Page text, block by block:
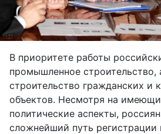
В приоритете работы
промышленное строительство,
строительство гражданских и
объектов. Несмотря на
политические аспекты,
сложнейший путь